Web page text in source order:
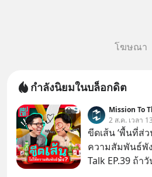
โฆษณา
กำลังนิยมในบล็อกดิต
Mission To
2 ส.ค. เวลา
ขีดเส้น ‘พื้นที่ส่ว
ความสัมพันธ์พั
Talk EP.39 ถ้า